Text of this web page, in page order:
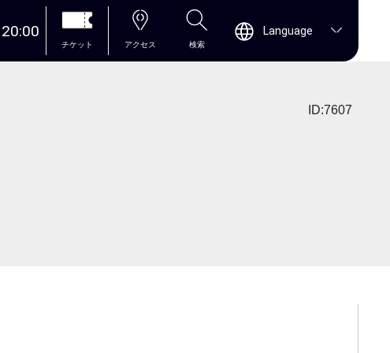
20:00
チケット アクセス 検索
Language
ID:7607